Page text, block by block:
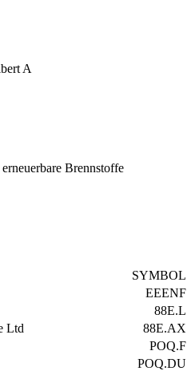
A
Brennstoffe
SYMBOL
EEENF
88E.L
Ltd
88E.AX
POQ.F
POQ.DU